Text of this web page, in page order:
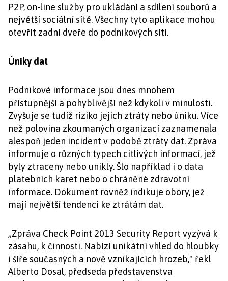
P2P, on-line služby pro ukládání a sdílení souborů a
největší sociální sítě. Všechny tyto aplikace mohou
otevřít zadní dveře do podnikových sítí.
Úniky dat
Podnikové informace jsou dnes mnohem
přístupnější a pohyblivější než kdykoli v minulosti.
Zvyšuje se tudíž riziko jejich ztráty nebo úniku. Více
než polovina zkoumaných organizací zaznamenala
alespoň jeden incident v podobě ztráty dat. Zpráva
informuje o různých typech citlivých informací, jež
byly ztraceny nebo unikly. Šlo například i o data
platebních karet nebo o chráněné zdravotní
informace. Dokument rovněž indikuje obory, jež
mají největší tendenci ke ztrátám dat.
„Zpráva Check Point 2013 Security Report vyzývá k
zásahu, k činnosti. Nabízí unikátní vhled do hloubky
i šíře současných a nově vznikajících hrozeb," řekl
Alberto Dosal, předseda představenstva